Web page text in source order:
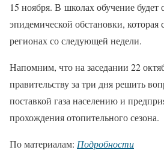
15 ноября. В школах обучение будет
эпидемической обстановки,
регионах со следующей недели.
Напомним, что на заседании 22
правительству за три дня решить
поставкой газа населению и
прохождения отопительного сезона.
По материалам: Подробности